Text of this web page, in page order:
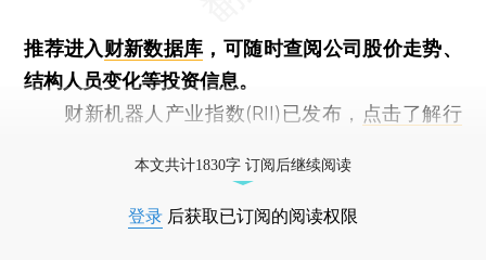
推荐进入财新数据库 ，可随时查阅公司股价走势、
结构人员变化等投资信息。
财新机器人产业指数(RII)已发布， 点击了解行
本文共计1830字 订阅后继续阅读
登录 后获取已订阅的阅读权限